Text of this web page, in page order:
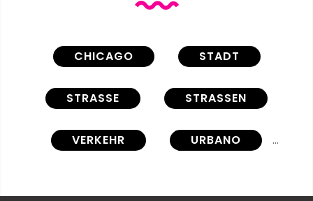
CHICAGO STADT
STRASSE STRASSEN
VERKEHR URBANO